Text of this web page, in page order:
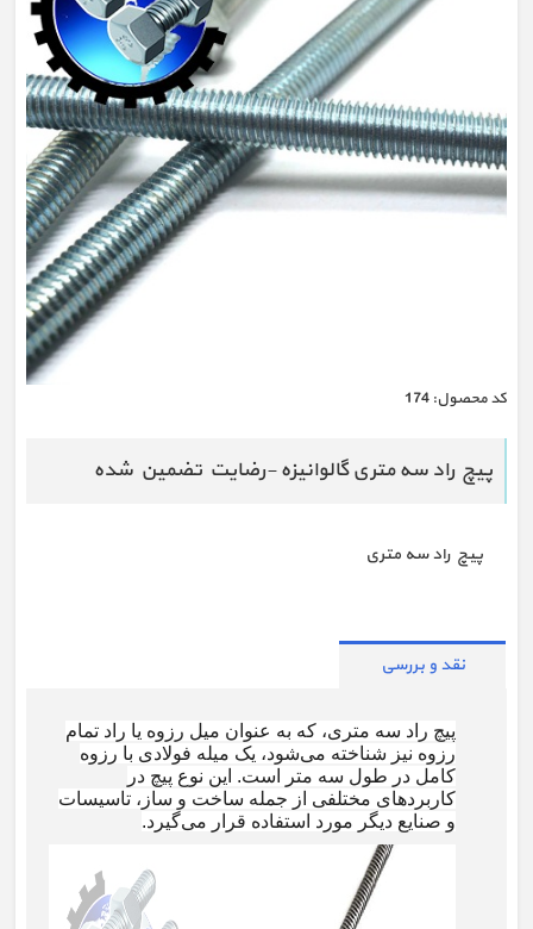
كد محصول: 174
پیچ راد سه متری گالوانیزه -رضایت تضمین شده
پیچ راد سه متری
نقد و بررسی
پیچ راد سه متری، که به عنوان میل رزوه یا راد تمام
رزوه نیز شناخته می‌شود، یک میله فولادی با رزوه
کامل در طول سه متر است. این نوع پیچ در
کاربردهای مختلفی از جمله ساخت و ساز، تاسیسات
و صنایع دیگر مورد استفاده قرار می‌گیرد.